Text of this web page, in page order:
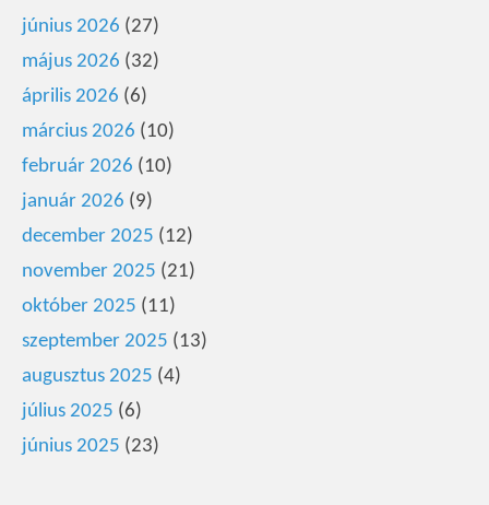
június 2026 (27)
május 2026 (32)
április 2026 (6)
március 2026 (10)
február 2026 (10)
január 2026 (9)
december 2025 (12)
november 2025 (21)
október 2025 (11)
szeptember 2025 (13)
augusztus 2025 (4)
július 2025 (6)
június 2025 (23)